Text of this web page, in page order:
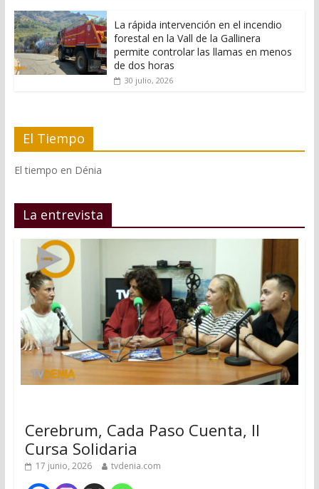
La rápida intervención en el incendio
forestal en la Vall de la Gallinera
permite controlar las llamas en menos
de dos horas
30 julio, 2026
El Tiempo
El tiempo en Dénia
La entrevista
Cerebrum, Cada Paso Cuenta, II
Cursa Solidaria
17 junio, 2026 tvdenia.com